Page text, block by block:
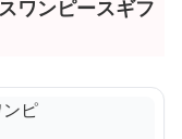
ワンピースギフ